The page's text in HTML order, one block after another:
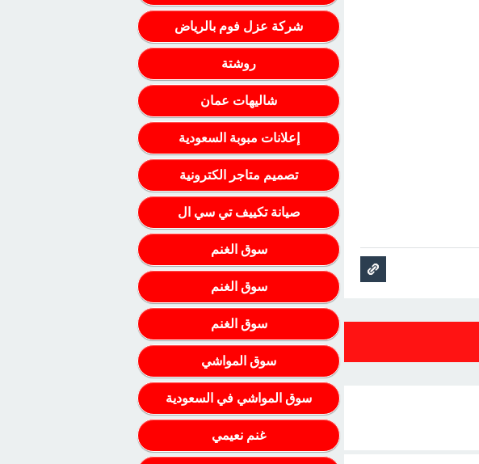
شركة عزل فوم بالرياض
روشتة
شاليهات عمان
إعلانات مبوبة السعودية
تصميم متاجر الكترونية
صيانة تكييف تي سي ال
سوق الغنم
سوق الغنم
سوق الغنم
سوق المواشي
سوق المواشي في السعودية
غنم نعيمي